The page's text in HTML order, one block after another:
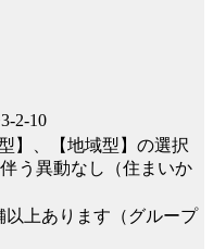
2-10
】、【地域型】の選択
う異動なし（住まいか
上あります（グループ